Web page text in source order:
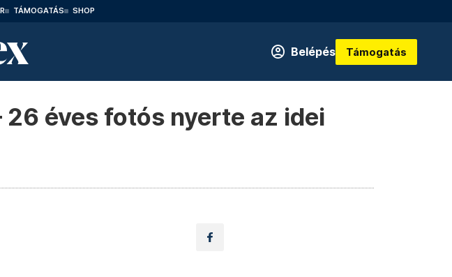
TÁMOGATÁS SHOP
Belépés Támogatás
éves fotós nyerte az idei